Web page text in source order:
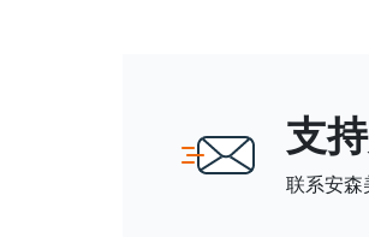
支
联系安森